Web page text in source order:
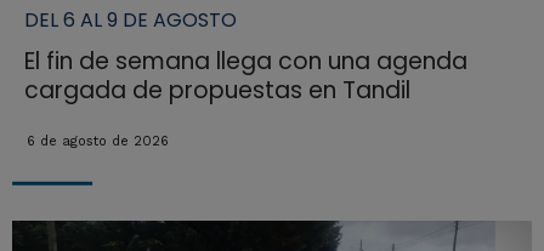
DEL 6 AL 9 DE AGOSTO
El fin de semana llega con una agenda
cargada de propuestas en Tandil
6 de agosto de 2026